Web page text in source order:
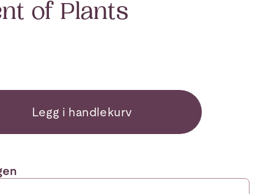
of Plants
Legg i handlekurv